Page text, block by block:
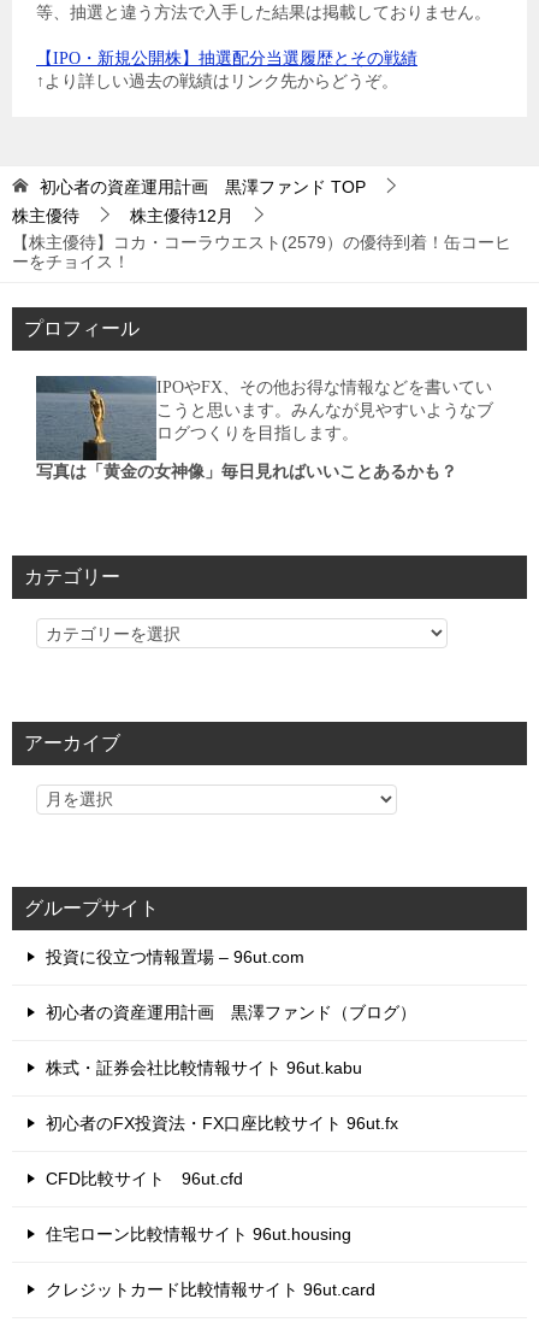
等、抽選と違う方法で入手した結果は掲載しておりません。
【IPO・新規公開株】抽選配分当選履歴とその戦績
↑より詳しい過去の戦績はリンク先からどうぞ。
初心者の資産運用計画 黒澤ファンド TOP
株主優待
株主優待12月
【株主優待】コカ・コーラウエスト(2579）の優待到着！缶コーヒ
ーをチョイス！
プロフィール
IPOやFX、その他お得な情報などを書いてい
こうと思います。みんなが見やすいようなブ
ログつくりを目指します。
写真は「黄金の女神像」毎日見ればいいことあるかも？
カテゴリー
カ
リ
アーカイブ
グループサイト
投資に役立つ情報置場 – 96ut.com
初心者の資産運用計画 黒澤ファンド（ブログ）
株式・証券会社比較情報サイト 96ut.kabu
初心者のFX投資法・FX口座比較サイト 96ut.fx
CFD比較サイト 96ut.cfd
住宅ローン比較情報サイト 96ut.housing
クレジットカード比較情報サイト 96ut.card